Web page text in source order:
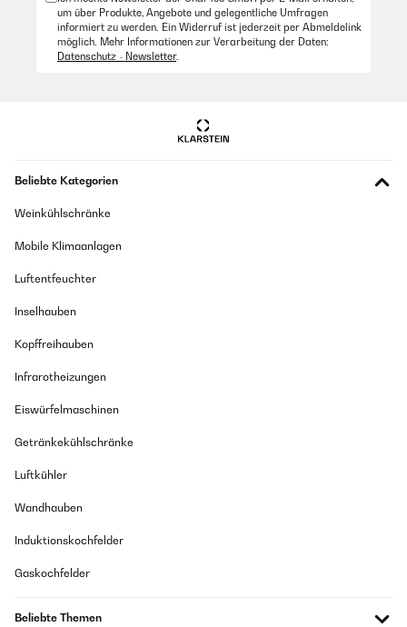
um über Produkte, Angebote und gelegentliche Umfragen
informiert zu werden. Ein Widerruf ist jederzeit per Abmeldelink
möglich. Mehr Informationen zur Verarbeitung der Daten:
Datenschutz - Newsletter.
Beliebte Kategorien
Weinkühlschränke
Mobile Klimaanlagen
Luftentfeuchter
Inselhauben
Kopffreihauben
Infrarotheizungen
Eiswürfelmaschinen
Getränkekühlschränke
Luftkühler
Wandhauben
Induktionskochfelder
Gaskochfelder
Beliebte Themen